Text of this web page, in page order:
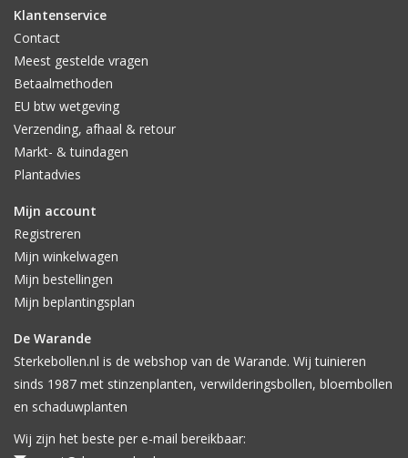
Klantenservice
Contact
Meest gestelde vragen
Betaalmethoden
EU btw wetgeving
Verzending, afhaal & retour
Markt- & tuindagen
Plantadvies
Mijn account
Registreren
Mijn winkelwagen
Mijn bestellingen
Mijn beplantingsplan
De Warande
Sterkebollen.nl is de webshop van de Warande. Wij tuinieren
sinds 1987 met stinzenplanten, verwilderingsbollen, bloembollen
en schaduwplanten
Wij zijn het beste per e-mail bereikbaar: